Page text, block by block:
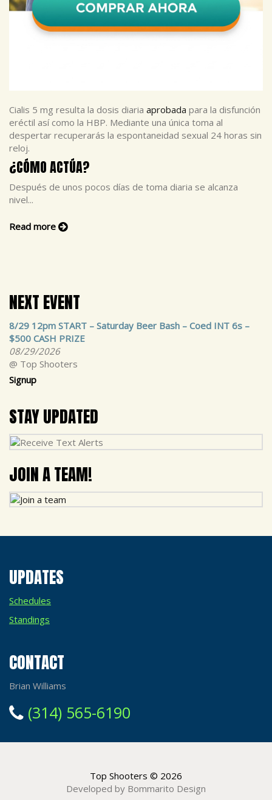
Cialis 5 mg resulta la dosis diaria aprobada para la disfunción
eréctil así como la HBP. Mediante una única toma al
despertar recuperarás la espontaneidad sexual 24 horas sin
reloj.
¿CÓMO ACTÚA?
Después de unos pocos días de toma diaria se alcanza
nivel...
Read more
NEXT EVENT
8/29 12pm START – Saturday Beer Bash – Coed INT 6s –
$500 CASH PRIZE
08/29/2026
@ Top Shooters
Signup
STAY UPDATED
JOIN A TEAM!
UPDATES
Schedules
Standings
CONTACT
Brian Williams
(314) 565-6190
Top Shooters © 2026
Developed by Bommarito Design